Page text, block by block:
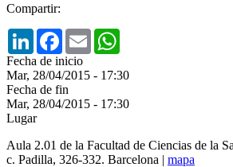
Compartir:
LinkedInFacebook
Email
Fecha de inicio
Mar, 28/04/2015 - 17:30
Fecha de fin
Mar, 28/04/2015 - 17:30
Lugar
Aula 2.01 de la Facultad de Ciencias de la
c. Padilla, 326-332. Barcelona | mapa